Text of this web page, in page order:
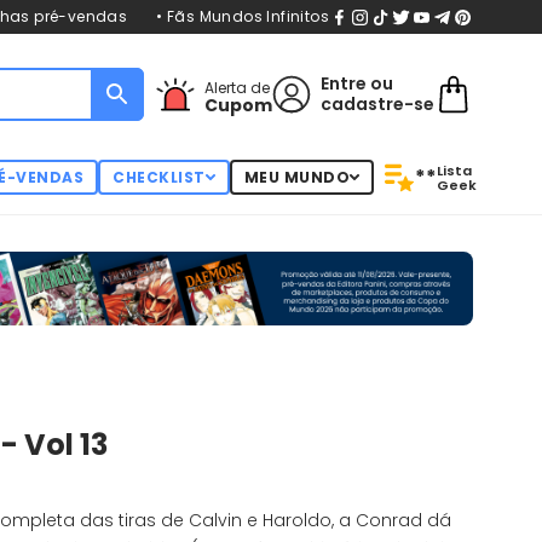
pré-vendas • Fãs Mundos Infinitos
Alerta de
Cupom
Entre ou
cadastre-se
VENDAS CHECKLIST MEU MUNDO **Lista
Geek
Vol 13
das tiras de Calvin e Haroldo, a Conrad dá